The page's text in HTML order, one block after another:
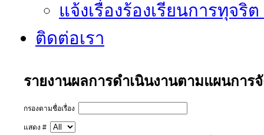
แจ้งเรื่องร้องเรียนการทุจริ
ติดต่อเรา
รายงานผลการดำเนินงานตามแผนการ
กรองตามชื่อเรื่อง
แสดง #